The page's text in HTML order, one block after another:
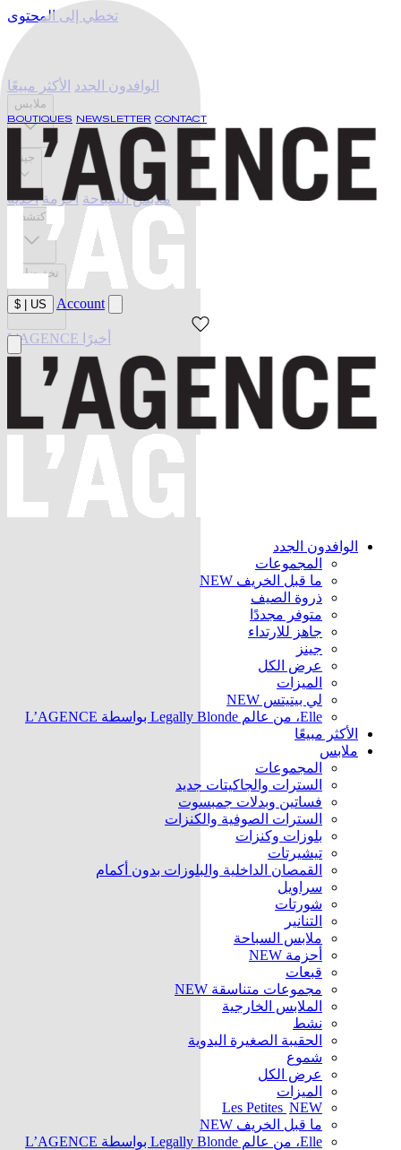
تخطي إلى المحتوى
BOUTIQUES NEWSLETTER CONTACT
US
$ Account
الوافدون الجدد
المجموعات
ما قبل الخريف NEW
ذروة الصيف
متوفر مجددًا
جاهز للارتداء
جينز
عرض الكل
الميزات
لي بيتيتس NEW
Elle، من عالم Legally Blonde بواسطة L’AGENCE
الأكثر مبيعًا
ملابس
المجموعات
السترات والجاكيتات جديد
فساتين وبدلات جمبسوت
السترات الصوفية والكنزات
بلوزات وكنزات
تيشيرتات
القمصان الداخلية والبلوزات بدون أكمام
سراويل
شورتات
التنانير
ملابس السباحة
أحزمة NEW
قبعات
مجموعات متناسقة NEW
الملابس الخارجية
نشط
الحقيبة الصغيرة اليدوية
شموع
عرض الكل
الميزات
Les Petites NEW
ما قبل الخريف NEW
Elle، من عالم Legally Blonde بواسطة L’AGENCE
الوافدون الجدد الأكثر مبيعًا
ملابس
جينز
ملابس السباحة أحزمة أحذية
اكتشف
تخفيضات
L'AGENCE أخيرًا